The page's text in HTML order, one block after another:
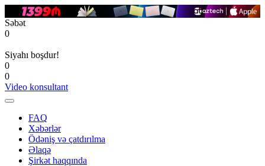
Səbət
0
Siyahı boşdur!
0
0
Video konsultant
FAQ
Xəbərlər
Ödəniş və çatdırılma
Əlaqə
Şirkət haqqında